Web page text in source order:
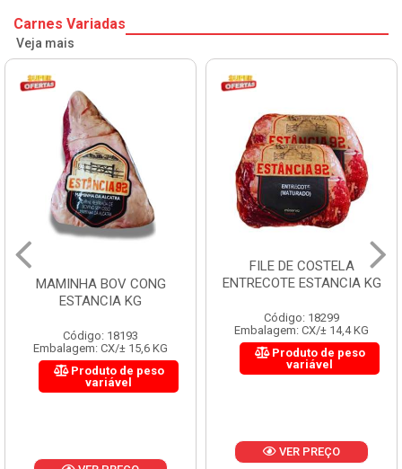
Carnes Variadas
Veja mais
MAMINHA BOV CONG
ESTANCIA KG
Código: 18193
Embalagem: CX/± 15,6 KG
Produto de peso
variável
FILE DE COSTELA
ENTRECOTE ESTANCIA KG
Código: 18299
Embalagem: CX/± 14,4 KG
Produto de peso
variável
VER PREÇO